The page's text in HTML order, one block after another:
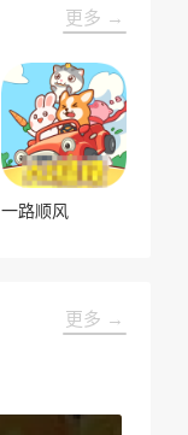
更多 →
一路顺风
更多 →